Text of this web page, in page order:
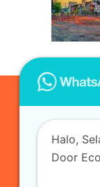
Halo,
Door